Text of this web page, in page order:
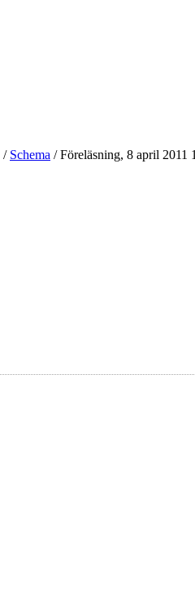
/ Schema /Föreläsning, 8 april 2011